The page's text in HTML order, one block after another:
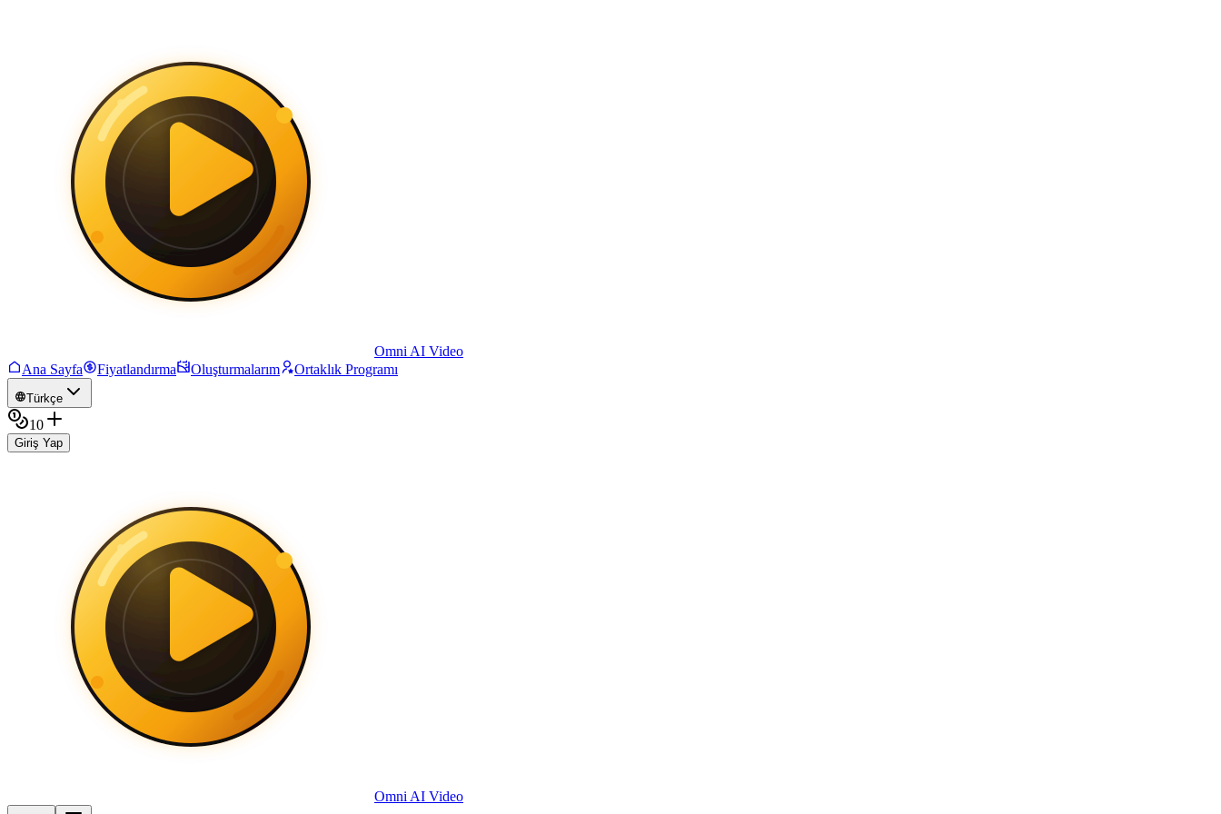
Omni AI Video
Ana Sayfa
Fiyatlandırma Oluşturmalarım Ortaklık Programı
Türkçe
10
Giriş Yap
Omni AI Video